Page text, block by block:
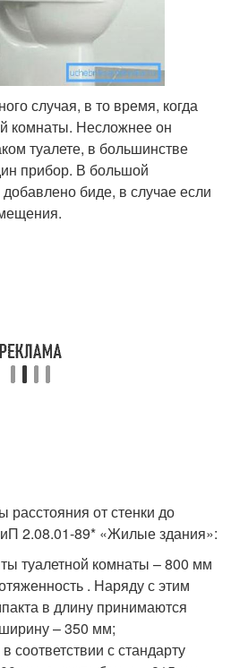
случая, в то время, когда
комнаты. Несложнее он
туалете, в большинстве
прибор. В большой
биде, в случае если
от стенки до
2.08.01-89* «Жилые здания»:
туалетной комнаты – 800 мм
. Наряду с этим
в длину принимаются
– 350 мм;
соответствии с стандарту